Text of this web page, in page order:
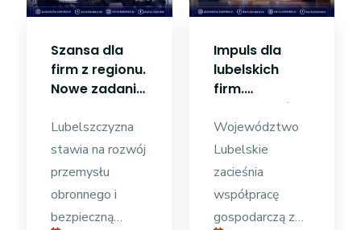
Szansa dla
firm z regionu.
Nowe zadania
Lubelszczyzna
stawia na rozwój
przemysłu
obronnego i
bezpieczną
Impuls dla
lubelskich
firm.
Samorząd i
Ambasada
USA o
współpracy
gospodarczej
Województwo
Lubelskie
zacieśnia
współpracę
gospodarczą z